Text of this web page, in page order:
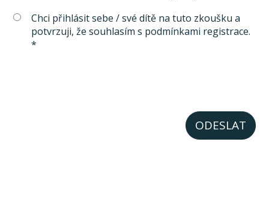
Chci přihlásit sebe / své dítě na tuto zkoušku a
potvrzuji, že souhlasím s podmínkami registrace.
*